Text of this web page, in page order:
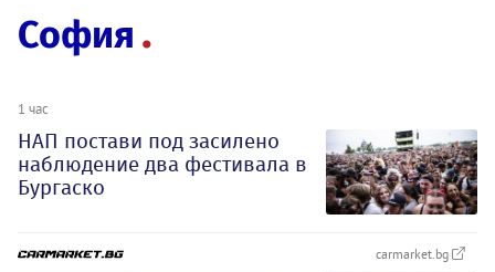
София
1 час
НАП постави под засилено
наблюдение два фестивала в
Бургаско
carmarket.bg